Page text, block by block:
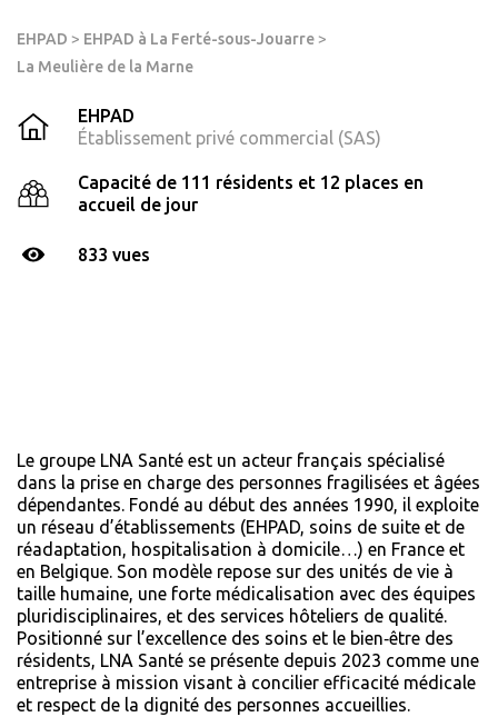
EHPAD > EHPAD à La Ferté-sous-Jouarre >
La Meulière de la Marne
EHPAD
Établissement privé commercial (SAS)
Capacité de 111 résidents et 12 places en
accueil de jour
833 vues
Le groupe LNA Santé est un acteur français spécialisé
dans la prise en charge des personnes fragilisées et âgées
dépendantes. Fondé au début des années 1990, il exploite
un réseau d’établissements (EHPAD, soins de suite et de
réadaptation, hospitalisation à domicile…) en France et
en Belgique. Son modèle repose sur des unités de vie à
taille humaine, une forte médicalisation avec des équipes
pluridisciplinaires, et des services hôteliers de qualité.
Positionné sur l’excellence des soins et le bien‑être des
résidents, LNA Santé se présente depuis 2023 comme une
entreprise à mission visant à concilier efficacité médicale
et respect de la dignité des personnes accueillies.